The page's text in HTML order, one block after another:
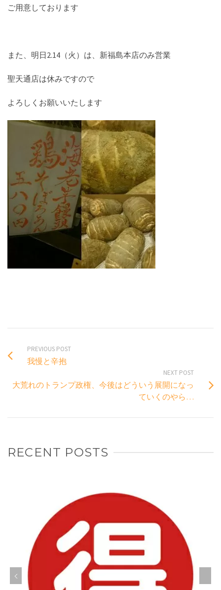
ご用意しております
また、明日2.14（火）は、新福島本店のみ営業
聖天通店は休みですので
よろしくお願いいたします
PREVIOUS POST
我慢と辛抱
NEXT POST
大荒れのトランプ政権、今後はどういう展開になっ
ていくのやら…
RECENT POSTS